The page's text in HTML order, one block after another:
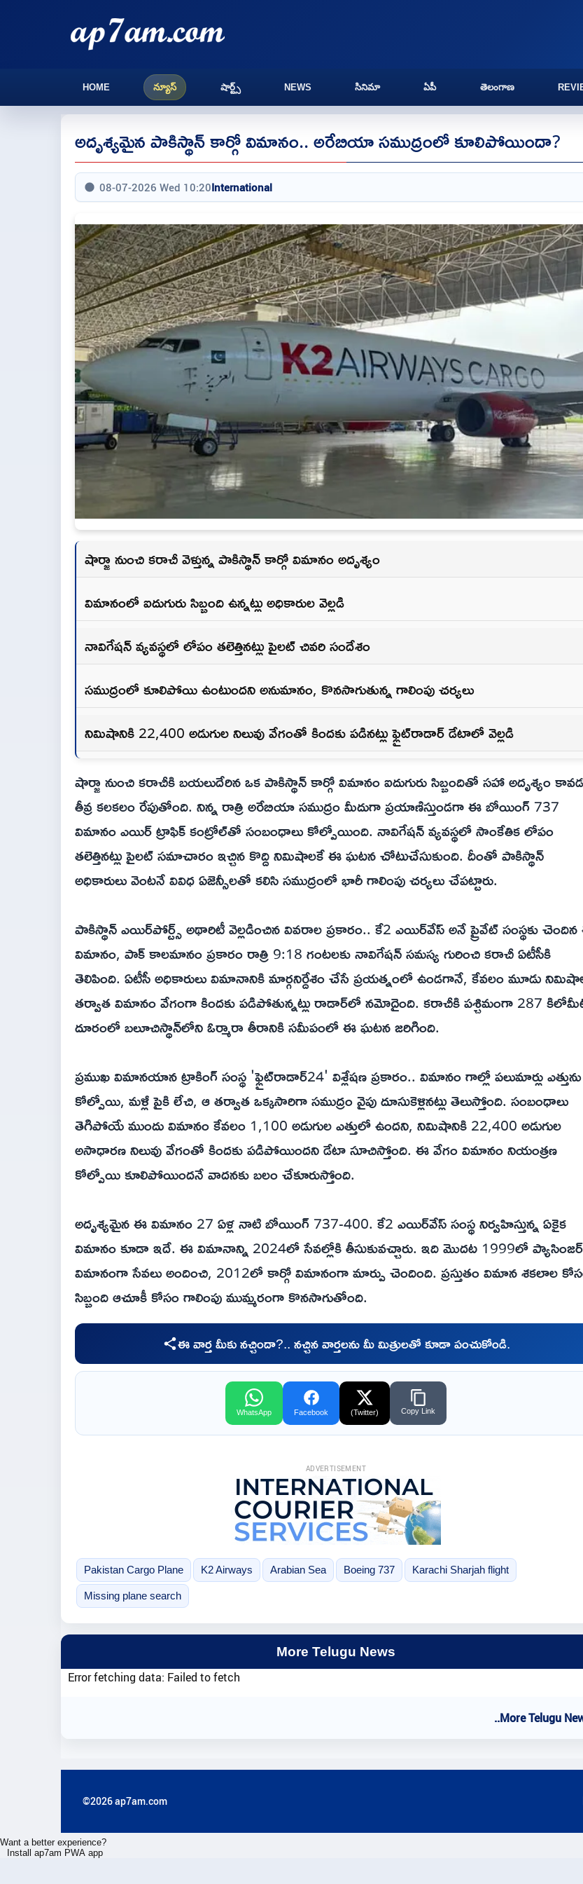
HOME న్యూస్ షార్ట్స్ NEWS సినిమా ఏపీ తెలంగాణ
అదృశ్యమైన పాకిస్థాన్ కార్గో విమానం.. అరేబియా సముద్రంలో కూలిపోయిందా?
08-07-2026 Wed 10:20International
షార్జా నుంచి కరాచీ వెళ్తున్న పాకిస్థాన్ కార్గో విమానం అదృశ్యం
విమానంలో ఐదుగురు సిబ్బంది ఉన్నట్లు అధికారుల వెల్లడి
నావిగేషన్ వ్యవస్థలో లోపం తలెత్తినట్లు పైలట్ చివరి సందేశం
సముద్రంలో కూలిపోయి ఉంటుందని అనుమానం, కొనసాగుతున్న గాలింపు చర్యలు
నిమిషానికి 22,400 అడుగుల నిలువు వేగంతో కిందకు పడినట్లు ఫ్లైట్‌రాడార్ డేటాలో వెల్లడి
షార్జా నుంచి కరాచీకి బయలుదేరిన ఒక పాకిస్థాన్ కార్గో విమానం ఐదుగురు సిబ్బందితో సహా అదృశ్యం
తీవ్ర కలకలం రేపుతోంది. నిన్న‌ రాత్రి అరేబియా సముద్రం మీదుగా ప్రయాణిస్తుండగా ఈ బోయింగ్ 737
విమానం ఎయిర్ ట్రాఫిక్ కంట్రోల్‌తో సంబంధాలు కోల్పోయింది. నావిగేషన్ వ్యవస్థలో సాంకేతిక లోపం
తలెత్తినట్లు పైలట్ సమాచారం ఇచ్చిన కొద్ది నిమిషాలకే ఈ ఘటన చోటుచేసుకుంది. దీంతో పాకిస్థాన్
అధికారులు వెంటనే వివిధ ఏజెన్సీలతో కలిసి సముద్రంలో భారీ గాలింపు చర్యలు చేపట్టారు.
పాకిస్థాన్ ఎయిర్‌పోర్ట్స్ అథారిటీ వెల్లడించిన వివరాల ప్రకారం.. కే2 ఎయిర్‌వేస్ అనే ప్రైవేట్ సంస్థకు
విమానం, పాక్ కాలమానం ప్రకారం రాత్రి 9:18 గంటలకు నావిగేషన్ సమస్య గురించి కరాచీ ఏటీసీకి
తెలిపింది. ఏటీసీ అధికారులు విమానానికి మార్గనిర్దేశం చేసే ప్రయత్నంలో ఉండగానే, కేవలం మూడు
తర్వాత విమానం వేగంగా కిందకు పడిపోతున్నట్లు రాడార్‌లో నమోదైంది. కరాచీకి పశ్చిమంగా 287
దూరంలో బలూచిస్థాన్‌లోని ఓర్మారా తీరానికి సమీపంలో ఈ ఘటన జరిగింది.
ప్రముఖ విమానయాన ట్రాకింగ్ సంస్థ 'ఫ్లైట్‌రాడార్24' విశ్లేషణ ప్రకారం.. విమానం గాల్లో పలుమార్లు ఎత్తును
కోల్పోయి, మళ్లీ పైకి లేచి, ఆ తర్వాత ఒక్కసారిగా సముద్రం వైపు దూసుకెళ్లినట్లు తెలుస్తోంది. సంబంధాలు
తెగిపోయే ముందు విమానం కేవలం 1,100 అడుగుల ఎత్తులో ఉందని, నిమిషానికి 22,400 అడుగుల
అసాధారణ నిలువు వేగంతో కిందకు పడిపోయిందని డేటా సూచిస్తోంది. ఈ వేగం విమానం నియంత్రణ
కోల్పోయి కూలిపోయిందనే వాదనకు బలం చేకూరుస్తోంది.
అదృశ్యమైన ఈ విమానం 27 ఏళ్ల నాటి బోయింగ్ 737-400. కే2 ఎయిర్‌వేస్ సంస్థ నిర్వహిస్తున్న ఏకైక
విమానం కూడా ఇదే. ఈ విమానాన్ని 2024లో సేవల్లోకి తీసుకువచ్చారు. ఇది మొదట 1999లో ప్యాసింజర్
విమానంగా సేవలు అందించి, 2012లో కార్గో విమానంగా మార్పు చెందింది. ప్రస్తుతం విమాన శకలాల
సిబ్బంది ఆచూకీ కోసం గాలింపు ముమ్మరంగా కొనసాగుతోంది.
ఈ వార్త మీకు నచ్చిందా?.. నచ్చిన వార్తలను మీ మిత్రులతో కూడా పంచుకోండి.
WhatsApp Facebook (Twitter) Copy Link
ADVERTISEMENT
Pakistan Cargo Plane K2 Airways Arabian Sea Boeing 737 Karachi Sharjah flight
Missing plane search
More Telugu News
Error fetching data: Failed to fetch
..More Telugu
©2026 ap7am.com
Want a better experience?
Install ap7am PWA app